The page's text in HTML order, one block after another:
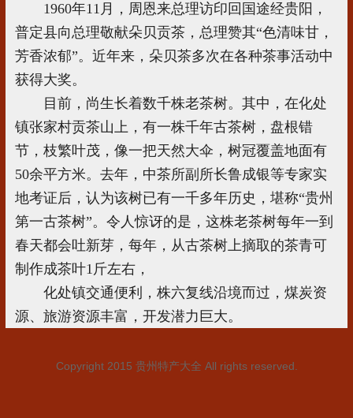
1960年11月，周恩来总理访印回国途经贵阳，
普定县向总理敬献朵贝贡茶，总理赞其“色清味甘，
芳香浓郁”。近年来，朵贝茶多次在各种茶事活动中
获得大奖。
目前，尚生长着数千株老茶树。其中，在化处
镇张家村贡茶山上，有一株千年古茶树，盘根错
节，枝繁叶茂，像一把天然大伞，树冠覆盖地面有
50余平方米。去年，中茶所副所长鲁成银等专家实
地考证后，认为该树已有一千多年历史，堪称“贵州
第一古茶树”。令人惊讶的是，这株老茶树每年一到
春天都会吐新芽，每年，从古茶树上摘取的茶青可
制作成茶叶1斤左右，
化处镇交通便利，株六复线沿境而过，煤炭资
源、旅游资源丰富，开发潜力巨大。
Copyright 2015 贵州特产大全 All rights reserved.